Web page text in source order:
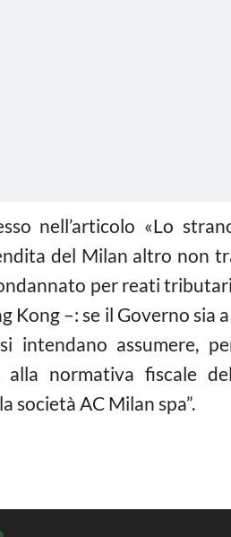
nell’articolo «Lo
del Milan altro non
per reati
–: se il Governo sia
intendano assumere,
normativa fiscale
società AC Milan spa”.